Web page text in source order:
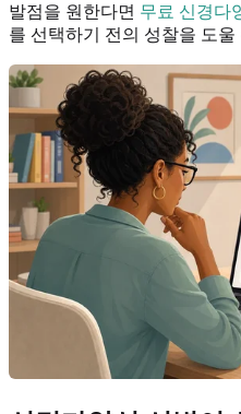
발점을 원한다면 무료 신경다
를 선택하기 전의 성찰을 도울